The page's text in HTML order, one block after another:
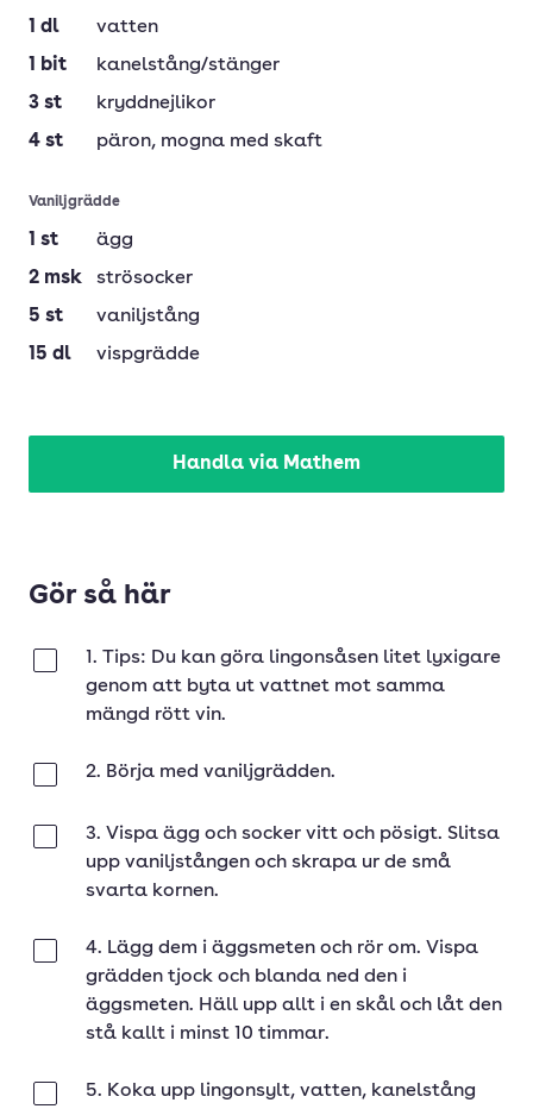
1 dl
vatten
1
bit
kanelstång/stänger
3 st
kryddnejlikor
4 st päron, mogna med skaft
Vaniljgrädde
1 st
ägg
2 msk
strösocker
5 st
vaniljstång
15 dl vispgrädde
Handla via Mathem
Gör så här
1. Tips: Du kan göra lingonsåsen litet lyxigare
genom att byta ut vattnet mot samma
mängd rött vin.
2. Börja med vaniljgrädden.
3. Vispa ägg och socker vitt och pösigt. Slitsa
upp vaniljstången och skrapa ur de små
svarta kornen.
4. Lägg dem i äggsmeten och rör om. Vispa
grädden tjock och blanda ned den i
äggsmeten. Häll upp allt i en skål och låt den
stå kallt i minst 10 timmar.
5. Koka upp lingonsylt, vatten, kanelstång